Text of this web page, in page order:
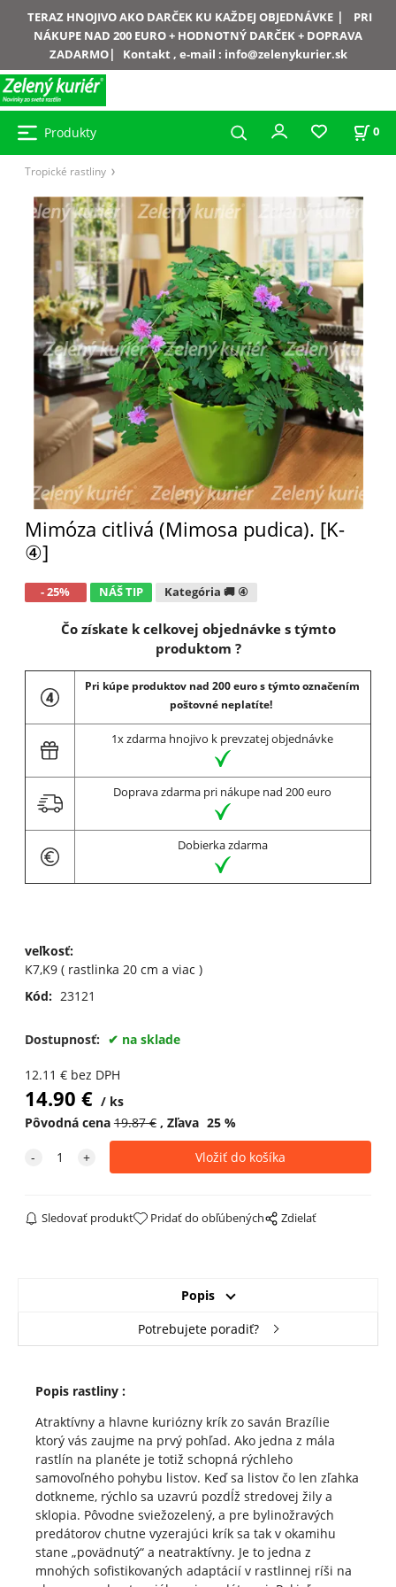
TERAZ HNOJIVO AKO DARČEK KU KAŽDEJ OBJEDNÁVKE|
PRI
NÁKUPE NAD 200 EURO + HODNOTNÝ DARČEK + DOPRAVA
ZADARMO| Kontakt , e-mail : info@zelenykurier.sk
Produkty 0
Tropické rastliny
Mimóza citlivá (Mimosa pudica). [K-
④]
- 25% NÁŠ TIP Kategória 🚚 ④
Čo získate k celkovej objednávke s týmto
produktom ?
Pri kúpe produktov nad 200 euro s týmto označením
poštovné neplatíte!
1x zdarma hnojivo k prevzatej objednávke
Doprava zdarma pri nákupe nad 200 euro
Dobierka zdarma
veľkosť:
K7,K9 ( rastlinka 20 cm a viac )
Kód: 23121
Dostupnosť: na sklade
12.11 € bez DPH
14.90 €
ks
Pôvodná cena 19.87€ Zľava 25%
Sledovať produkt Pridať do obľúbených Zdielať
Popis
Potrebujete poradiť?
Popis rastliny :
Atraktívny a hlavne kuriózny krík zo saván Brazílie
ktorý vás zaujme na prvý pohľad. Ako jedna z mála
rastlín na planéte je totiž schopná rýchleho
samovoľného pohybu listov. Keď sa listov čo len zľahka
dotkneme, rýchlo sa uzavrú pozdĺž stredovej žily a
sklopia. Pôvodne sviežozelený, a pre bylinožravých
predátorov chutne vyzerajúci krík sa tak v okamihu
stane „povädnutý“ a neatraktívny. Je to jedna z
mnohých sofistikovaných adaptácií v rastlinnej ríši na